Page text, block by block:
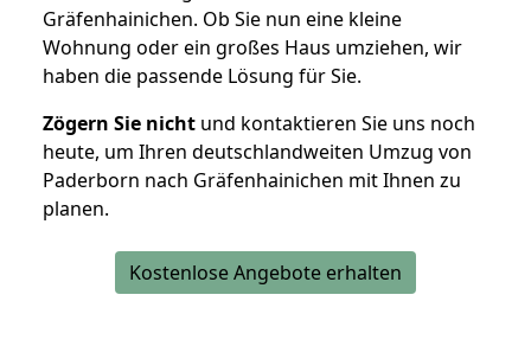
Gräfenhainichen. Ob Sie nun eine kleine
Wohnung oder ein großes Haus umziehen, wir
haben die passende Lösung für Sie.
Zögern Sie nicht und kontaktieren Sie uns noch
heute, um Ihren deutschlandweiten Umzug von
Paderborn nach Gräfenhainichen mit Ihnen zu
planen.
Kostenlose Angebote erhalten